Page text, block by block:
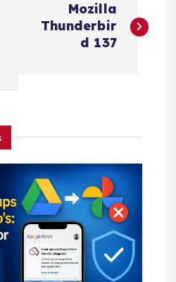
Mozilla
Thunderbir
d 137